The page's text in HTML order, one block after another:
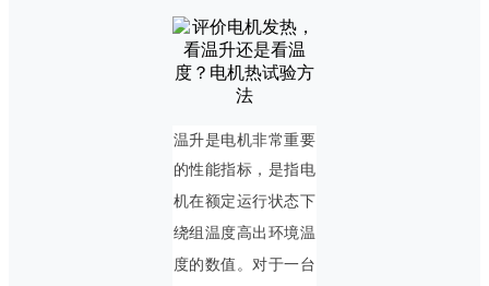
温升是电机非常重要
的性能指标， 是指电
机在额定运行状态下
绕组 温度高出 环境温
度的数值。对于一台